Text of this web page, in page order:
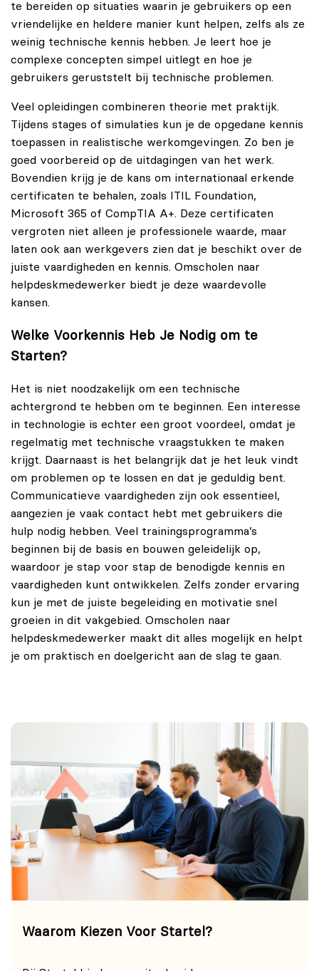
te bereiden op situaties waarin je gebruikers op een
vriendelijke en heldere manier kunt helpen, zelfs als ze
weinig technische kennis hebben. Je leert hoe je
complexe concepten simpel uitlegt en hoe je
gebruikers geruststelt bij technische problemen.
Veel opleidingen combineren theorie met praktijk.
Tijdens stages of simulaties kun je de opgedane kennis
toepassen in realistische werkomgevingen. Zo ben je
goed voorbereid op de uitdagingen van het werk.
Bovendien krijg je de kans om internationaal erkende
certificaten te behalen, zoals ITIL Foundation,
Microsoft 365 of CompTIA A+. Deze certificaten
vergroten niet alleen je professionele waarde, maar
laten ook aan werkgevers zien dat je beschikt over de
juiste vaardigheden en kennis. Omscholen naar
helpdeskmedewerker biedt je deze waardevolle
kansen.
Welke Voorkennis Heb Je Nodig om te
Starten?
Het is niet noodzakelijk om een technische
achtergrond te hebben om te beginnen. Een interesse
in technologie is echter een groot voordeel, omdat je
regelmatig met technische vraagstukken te maken
krijgt. Daarnaast is het belangrijk dat je het leuk vindt
om problemen op te lossen en dat je geduldig bent.
Communicatieve vaardigheden zijn ook essentieel,
aangezien je vaak contact hebt met gebruikers die
hulp nodig hebben. Veel trainingsprogramma’s
beginnen bij de basis en bouwen geleidelijk op,
waardoor je stap voor stap de benodigde kennis en
vaardigheden kunt ontwikkelen. Zelfs zonder ervaring
kun je met de juiste begeleiding en motivatie snel
groeien in dit vakgebied. Omscholen naar
helpdeskmedewerker maakt dit alles mogelijk en helpt
je om praktisch en doelgericht aan de slag te gaan.
Waarom Kiezen Voor Startel?